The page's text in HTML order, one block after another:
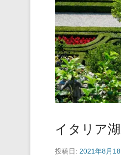
イタリア
投稿日: 2021年8月18